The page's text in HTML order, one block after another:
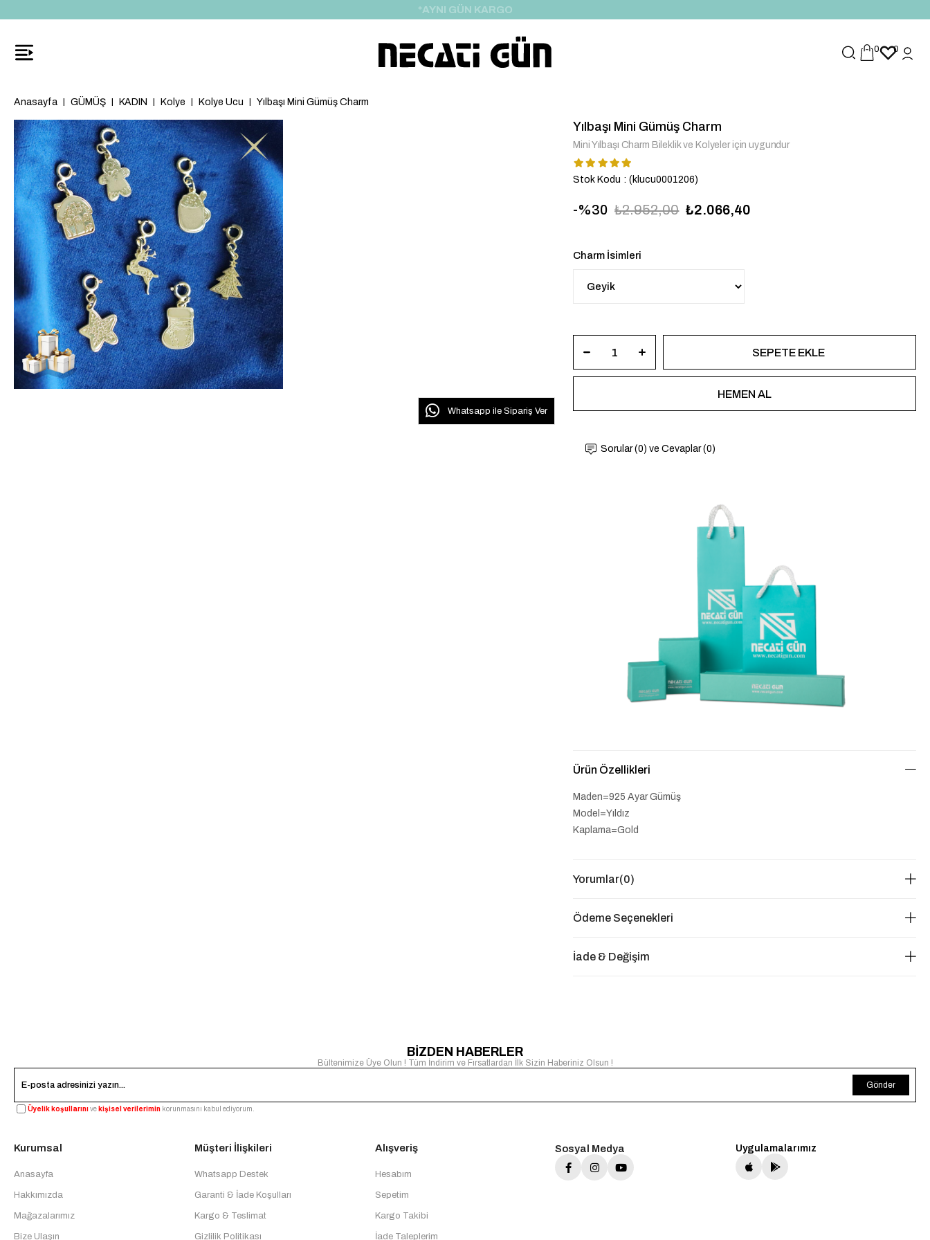
*HEDİYE PAKETİ & NOTU
0 0
Anasayfa GÜMÜŞ KADIN Kolye Kolye Ucu Yılbaşı Mini Gümüş Charm
Whatsapp ile Sipariş Ver
Yılbaşı Mini Gümüş Charm
Mini Yılbaşı Charm Bileklik ve Kolyeler için uygundur
Stok Kodu (klucu0001206)
30 ₺2.952,00 ₺2.066,40
Charm İsimleri
Sorular (0) ve Cevaplar (0)
Ürün Özellikleri
Maden=925 Ayar Gümüş
Model=Yıldız
Kaplama=Gold
Yorumlar(0)
Ödeme Seçenekleri
İade & Değişim
BİZDEN HABERLER
Bültenimize Üye Olun ! Tüm İndirim ve Fırsatlardan İlk Sizin Haberiniz Olsun !
Gönder
Üyelik koşullarınıve kişisel verilerimin korunmasını kabul ediyorum.
Kurumsal
Anasayfa
Hakkımızda
Mağazalarımız
Bize Ulaşın
Müşteri İlişkileri
Whatsapp Destek
Garanti & İade Koşulları
Kargo & Teslimat
Gizlilik Politikası
Alışveriş
Hesabım
Sepetim
Kargo Takibi
İade Taleplerim
Sosyal Medya Uygulamalarımız